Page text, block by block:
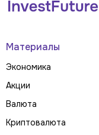
Материалы
Экономика
Акции
Валюта
Криптовалюта